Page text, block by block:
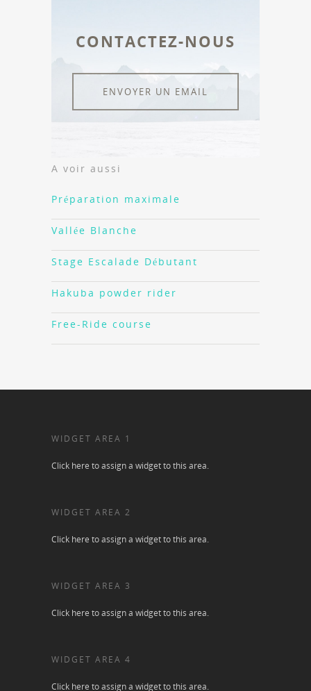
CONTACTEZ-NOUS
ENVOYER UN EMAIL
A voir aussi
Préparation maximale
Vallée Blanche
Stage Escalade Débutant
Hakuba powder rider
Free-Ride course
WIDGET AREA 1
Click here to assign a widget to this area.
WIDGET AREA 2
Click here to assign a widget to this area.
WIDGET AREA 3
Click here to assign a widget to this area.
WIDGET AREA 4
Click here to assign a widget to this area.